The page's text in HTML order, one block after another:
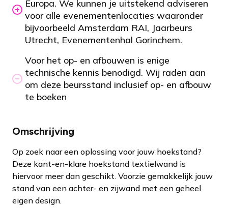
Europa. We kunnen je uitstekend adviseren
voor alle evenementenlocaties waaronder
bijvoorbeeld Amsterdam RAI, Jaarbeurs
Utrecht, Evenementenhal Gorinchem.
Voor het op- en afbouwen is enige
technische kennis benodigd. Wij raden aan
om deze beursstand inclusief op- en afbouw
te boeken
Omschrijving
Op zoek naar een oplossing voor jouw hoekstand?
Deze kant-en-klare hoekstand textielwand is
hiervoor meer dan geschikt. Voorzie gemakkelijk jouw
stand van een achter- en zijwand met een geheel
eigen design.